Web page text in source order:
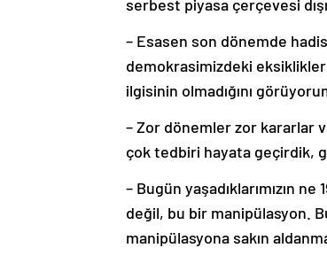
serbest piyasa çerçevesi
– Esasen son dönemde
demokrasimizdeki
ilgisinin olmadığını
– Zor dönemler zor kararlar
çok tedbiri hayata geçirdik,
– Bugün yaşadıklarımızın
değil, bu bir manipülasyon.
manipülasyona sakın